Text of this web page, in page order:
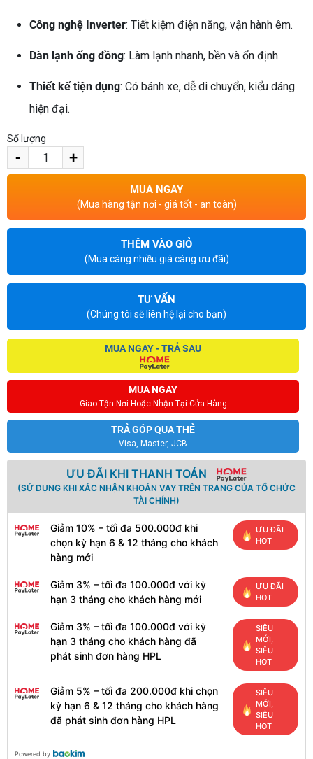
Công nghệ Inverter: Tiết kiệm điện năng, vận hành êm.
Dàn lạnh ống đồng: Làm lạnh nhanh, bền và ổn định.
Thiết kế tiện dụng: Có bánh xe, dễ di chuyển, kiểu dáng
hiện đại.
Số lượng
- +
MUA NGAY
(Mua hàng tận nơi - giá tốt - an toàn)
THÊM VÀO GIỎ
(Mua càng nhiều giá càng ưu đãi)
TƯ VẤN
(Chúng tôi sẽ liên hệ lại cho bạn)
MUA NGAY
Giao Tận Nơi Hoặc Nhận Tại Cửa Hàng
TRẢ GÓP QUA THẺ
Visa, Master, JCB
MUA NGAY - TRẢ SAU
ƯU ĐÃI KHI THANH TOÁN
(SỬ DỤNG KHI XÁC NHẬN KHOẢN VAY TRÊN TRANG CỦA TỔ CHỨC
TÀI CHÍNH)
Giảm 10% – tối đa 500.000đ khi
chọn kỳ hạn 6 & 12 tháng cho khách
hàng mới
ƯU ĐÃI
HOT
Giảm 3% – tối đa 100.000đ với kỳ
hạn 3 tháng cho khách hàng mới
ƯU ĐÃI
HOT
Giảm 3% – tối đa 100.000đ với kỳ
hạn 3 tháng cho khách hàng đã
phát sinh đơn hàng HPL
SIÊU
MỚI,
SIÊU
HOT
Giảm 5% – tối đa 200.000đ khi chọn
kỳ hạn 6 & 12 tháng cho khách hàng
đã phát sinh đơn hàng HPL
SIÊU
MỚI,
SIÊU
HOT
Powered by